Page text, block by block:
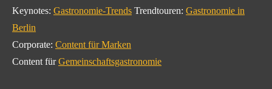
Keynotes: Gastronomie-Trends Trendtouren: Gastronomie in
Berlin
Corporate: Content für Marken
Content fürGemeinschaftsgastronomie